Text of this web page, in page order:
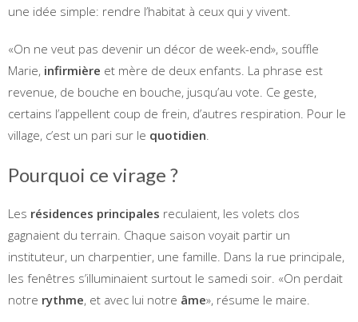
une idée simple: rendre l’habitat à ceux qui y vivent.
«On ne veut pas devenir un décor de week-end», souffle
Marie, infirmière et mère de deux enfants. La phrase est
revenue, de bouche en bouche, jusqu’au vote. Ce geste,
certains l’appellent coup de frein, d’autres respiration. Pour le
village, c’est un pari sur le quotidien
Pourquoi ce virage ?
Les résidences principales reculaient, les volets clos
gagnaient du terrain. Chaque saison voyait partir un
instituteur, un charpentier, une famille. Dans la rue principale,
les fenêtres s’illuminaient surtout le samedi soir. «On perdait
notre rythme, et avec lui notre âme», résume le maire.